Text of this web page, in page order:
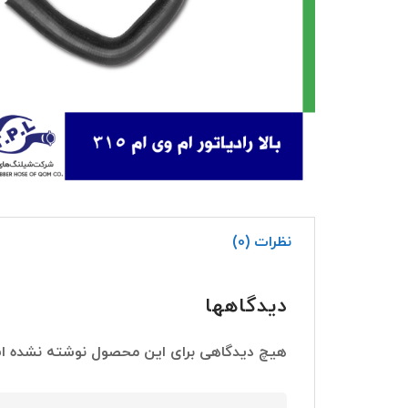
نظرات (0)
دیدگاهها
هیچ دیدگاهی برای این محصول نوشته نشده